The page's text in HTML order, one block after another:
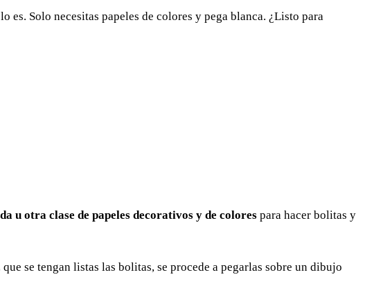
es. Solo necesitas papeles de colores y pega blanca. ¿Listo para
u otra clase de papeles decorativos y de colores para hacer bolitas y
que se tengan listas las bolitas, se procede a pegarlas sobre un dibujo